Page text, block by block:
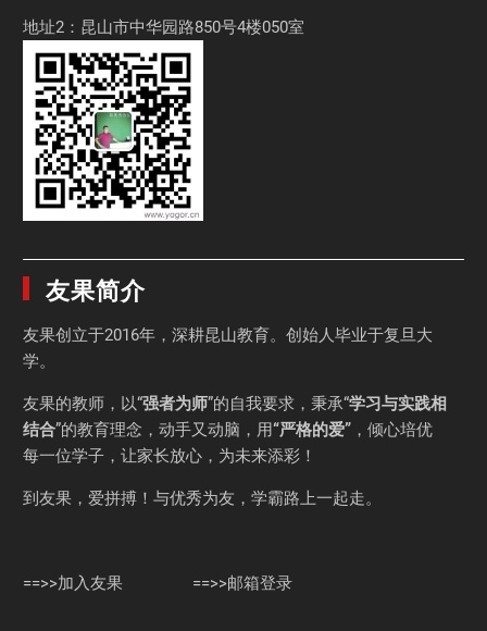
地址2：昆山市中华园路850号4楼050室
友果简介
友果创立于2016年，深耕昆山教育。创始人毕业于复旦大
学。
友果的教师，以“强者为师”的自我要求，秉承“学习与实践相
结合”的教育理念，动手又动脑，用“严格的爱” ，倾心培优
每一位学子，让家长放心，为未来添彩！
到友果，爱拼搏！与优秀为友，学霸路上一起走。
==>>加入友果 ==>>邮箱登录